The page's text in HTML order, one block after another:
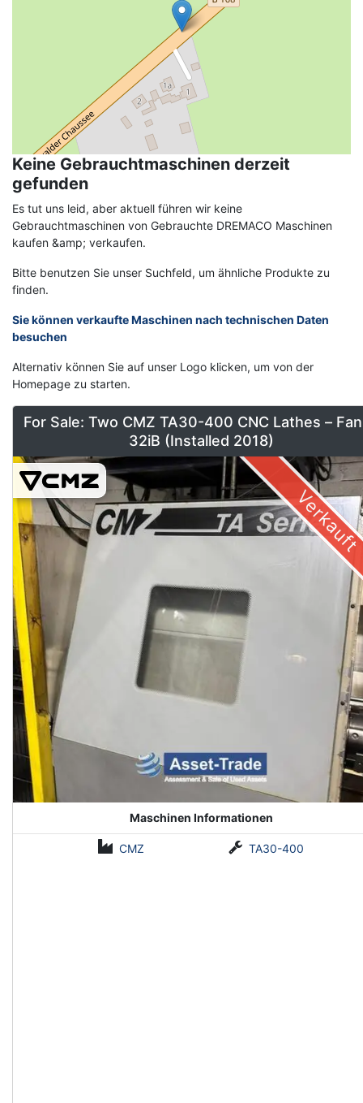
Keine Gebrauchtmaschinen derzeit
gefunden
Es tut uns leid, aber aktuell führen wir keine
Gebrauchtmaschinen von Gebrauchte DREMACO Maschinen
kaufen &amp; verkaufen.
Bitte benutzen Sie unser Suchfeld, um ähnliche Produkte zu
finden.
Sie können verkaufte Maschinen nach technischen Daten
besuchen
Alternativ können Sie auf unser Logo klicken, um von der
Homepage zu starten.
For Sale: Two CMZ TA30-400 CNC Lathes –
32iB (Installed 2018)
Verkauft
Maschinen Informationen
CMZ TA30-400